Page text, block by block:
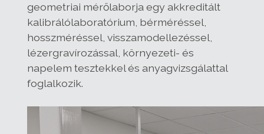
geometriai mérőlaborja egy akkreditált
kalibrálólaboratórium, bérméréssel,
hosszméréssel, visszamodellezéssel,
lézergravírozással, környezeti- és
napelem tesztekkel és anyagvizsgálattal
foglalkozik.